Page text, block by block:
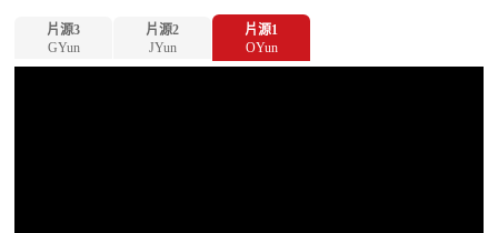
片源3
GYun
片源2
JYun
片源1
OYun